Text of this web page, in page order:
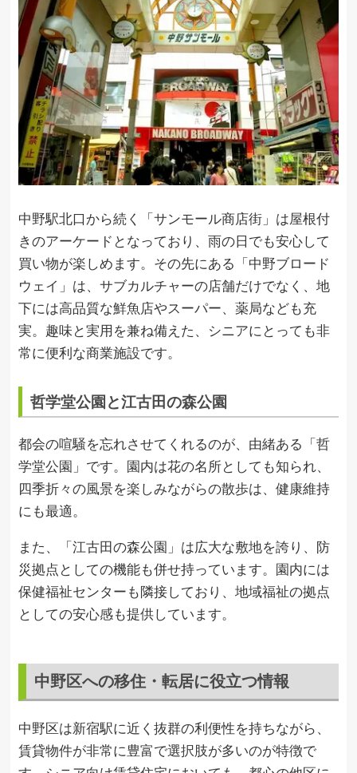
中野駅北口から続く「サンモール商店街」は屋根付
きのアーケードとなっており、雨の日でも安心して
買い物が楽しめます。その先にある「中野ブロード
ウェイ」は、サブカルチャーの店舗だけでなく、地
下には高品質な鮮魚店やスーパー、薬局なども充
実。趣味と実用を兼ね備えた、シニアにとっても非
常に便利な商業施設です。
哲学堂公園と江古田の森公園
都会の喧騒を忘れさせてくれるのが、由緒ある「哲
学堂公園」です。園内は花の名所としても知られ、
四季折々の風景を楽しみながらの散歩は、健康維持
にも最適。
また、「江古田の森公園」は広大な敷地を誇り、防
災拠点としての機能も併せ持っています。園内には
保健福祉センターも隣接しており、地域福祉の拠点
としての安心感も提供しています。
中野区への移住・転居に役立つ情報
中野区は新宿駅に近く抜群の利便性を持ちながら、
賃貸物件が非常に豊富で選択肢が多いのが特徴で